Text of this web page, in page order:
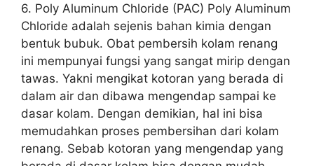
6. Poly Aluminum Chloride (PAC) Poly Aluminum
Chloride adalah sejenis bahan kimia dengan
bentuk bubuk. Obat pembersih kolam renang
ini mempunyai fungsi yang sangat mirip dengan
tawas. Yakni mengikat kotoran yang berada di
dalam air dan dibawa mengendap sampai ke
dasar kolam. Dengan demikian, hal ini bisa
memudahkan proses pembersihan dari kolam
renang. Sebab kotoran yang mengendap yang